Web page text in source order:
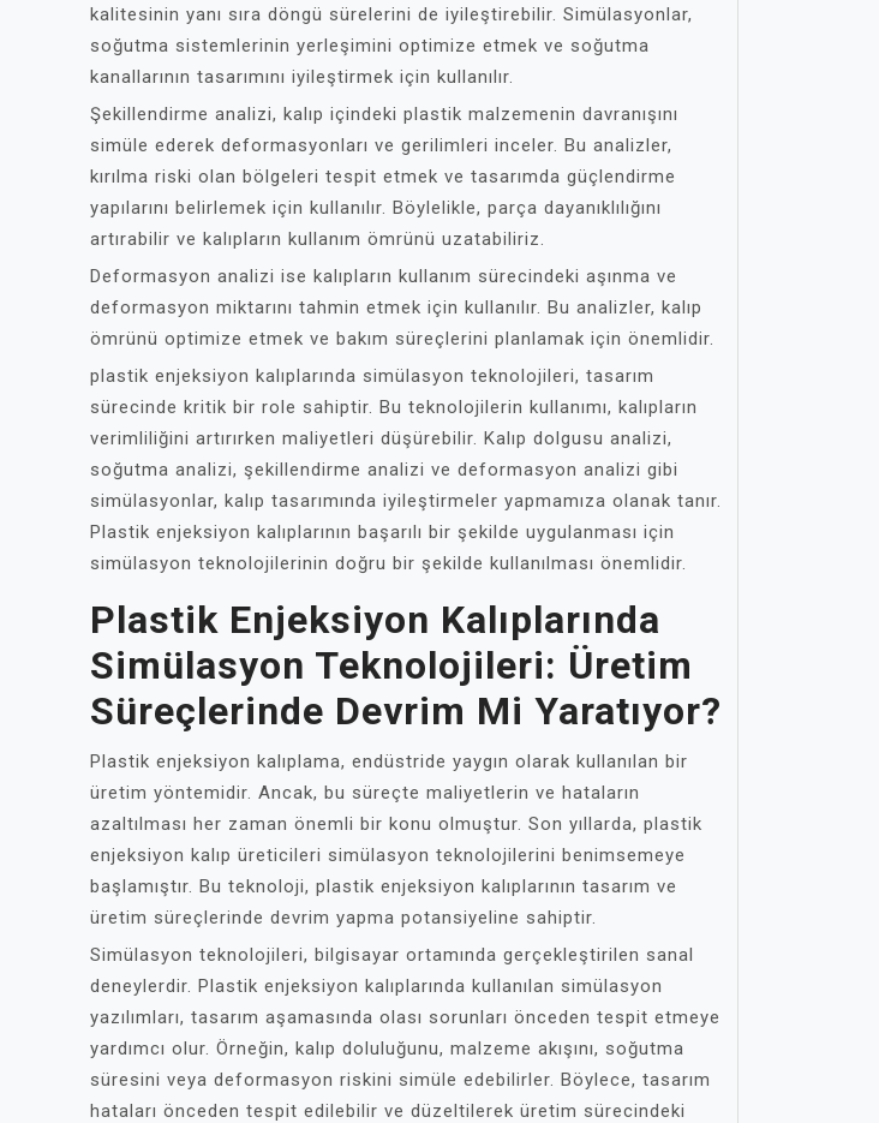
kalitesinin yanı sıra döngü sürelerini de iyileştirebilir. Simülasyonlar,
soğutma sistemlerinin yerleşimini optimize etmek ve soğutma
kanallarının tasarımını iyileştirmek için kullanılır.
Şekillendirme analizi, kalıp içindeki plastik malzemenin davranışını
simüle ederek deformasyonları ve gerilimleri inceler. Bu analizler,
kırılma riski olan bölgeleri tespit etmek ve tasarımda güçlendirme
yapılarını belirlemek için kullanılır. Böylelikle, parça dayanıklılığını
artırabilir ve kalıpların kullanım ömrünü uzatabiliriz.
Deformasyon analizi ise kalıpların kullanım sürecindeki aşınma ve
deformasyon miktarını tahmin etmek için kullanılır. Bu analizler, kalıp
ömrünü optimize etmek ve bakım süreçlerini planlamak için önemlidir.
plastik enjeksiyon kalıplarında simülasyon teknolojileri, tasarım
sürecinde kritik bir role sahiptir. Bu teknolojilerin kullanımı, kalıpların
verimliliğini artırırken maliyetleri düşürebilir. Kalıp dolgusu analizi,
soğutma analizi, şekillendirme analizi ve deformasyon analizi gibi
simülasyonlar, kalıp tasarımında iyileştirmeler yapmamıza olanak tanır.
Plastik enjeksiyon kalıplarının başarılı bir şekilde uygulanması için
simülasyon teknolojilerinin doğru bir şekilde kullanılması önemlidir.
Plastik Enjeksiyon Kalıplarında
Simülasyon Teknolojileri: Üretim
Süreçlerinde Devrim Mi Yaratıyor?
Plastik enjeksiyon kalıplama, endüstride yaygın olarak kullanılan bir
üretim yöntemidir. Ancak, bu süreçte maliyetlerin ve hataların
azaltılması her zaman önemli bir konu olmuştur. Son yıllarda, plastik
enjeksiyon kalıp üreticileri simülasyon teknolojilerini benimsemeye
başlamıştır. Bu teknoloji, plastik enjeksiyon kalıplarının tasarım ve
üretim süreçlerinde devrim yapma potansiyeline sahiptir.
Simülasyon teknolojileri, bilgisayar ortamında gerçekleştirilen sanal
deneylerdir. Plastik enjeksiyon kalıplarında kullanılan simülasyon
yazılımları, tasarım aşamasında olası sorunları önceden tespit etmeye
yardımcı olur. Örneğin, kalıp doluluğunu, malzeme akışını, soğutma
süresini veya deformasyon riskini simüle edebilirler. Böylece, tasarım
hataları önceden tespit edilebilir ve düzeltilerek üretim sürecindeki